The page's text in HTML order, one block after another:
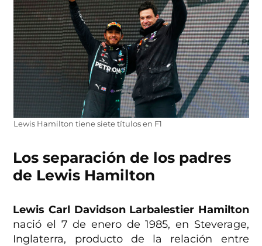
Lewis Hamilton tiene siete títulos en F1
Los separación de los padres
de Lewis Hamilton
Lewis Carl Davidson Larbalestier Hamilton
nació el 7 de enero de 1985, en Steverage,
Inglaterra, producto de la relación entre